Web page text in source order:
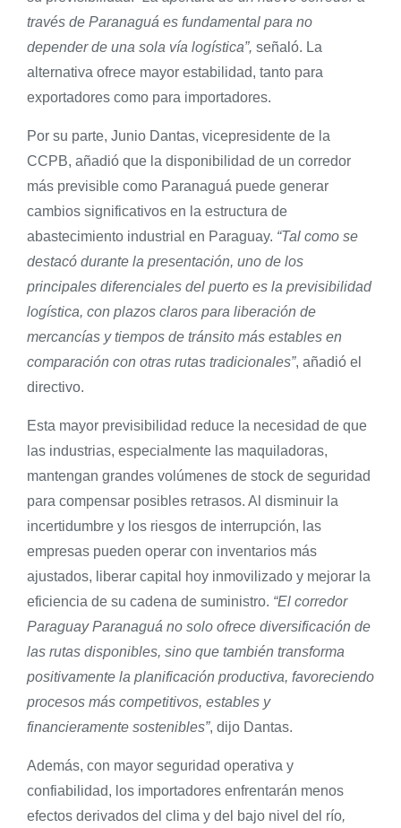
través de Paranaguá es fundamental para no
depender de una sola vía logística”, señaló. La
alternativa ofrece mayor estabilidad, tanto para
exportadores como para importadores.
Por su parte, Junio Dantas, vicepresidente de la
CCPB, añadió que la disponibilidad de un corredor
más previsible como Paranaguá puede generar
cambios significativos en la estructura de
abastecimiento industrial en Paraguay. “Tal como se
destacó durante la presentación, uno de los
principales diferenciales del puerto es la previsibilidad
logística, con plazos claros para liberación de
mercancías y tiempos de tránsito más estables en
comparación con otras rutas tradicionales”, añadió el
directivo.
Esta mayor previsibilidad reduce la necesidad de que
las industrias, especialmente las maquiladoras,
mantengan grandes volúmenes de stock de seguridad
para compensar posibles retrasos. Al disminuir la
incertidumbre y los riesgos de interrupción, las
empresas pueden operar con inventarios más
ajustados, liberar capital hoy inmovilizado y mejorar la
eficiencia de su cadena de suministro. “El corredor
Paraguay Paranaguá no solo ofrece diversificación de
las rutas disponibles, sino que también transforma
positivamente la planificación productiva, favoreciendo
procesos más competitivos, estables y
financieramente sostenibles”, dijo Dantas.
Además, con mayor seguridad operativa y
confiabilidad, los importadores enfrentarán menos
efectos derivados del clima y del bajo nivel del río,